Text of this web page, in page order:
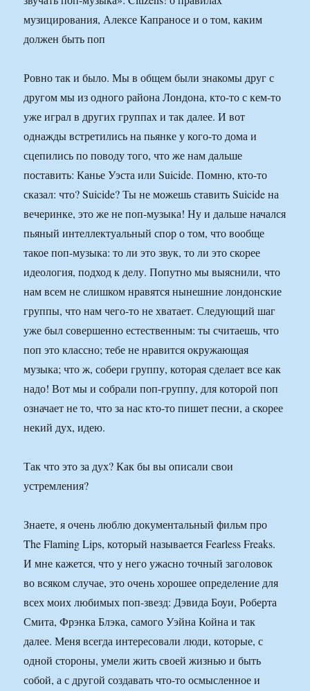
Ровно так и было. Мы в общем были знакомы друг с
другом мы из одного района Лондона, кто-то с кем-то
уже играл в других группах и так далее. И вот
однажды встретились на пьянке у кого-то дома и
сцепились по поводу того, что же нам дальше
поставить: Канье Уэста или Suicide. Помню, кто-то
сказал: что? Suicide? Ты не можешь ставить Suicide на
вечеринке, это же не поп-музыка! Ну и дальше начался
пьяный интеллектуальный спор о том, что вообще
такое поп-музыка: то ли это звук, то ли это скорее
идеология, подход к делу. Попутно мы выяснили, что
нам всем не слишком нравятся нынешние лондонские
группы, что нам чего-то не хватает. Следующий шаг
уже был совершенно естественным: ты считаешь, что
поп это классно; тебе не нравится окружающая
музыка; что ж, собери группу, которая сделает все как
надо! Вот мы и собрали поп-группу, для которой поп
означает не то, что за нас кто-то пишет песни, а скорее
некий дух, идею.
Так что это за дух? Как бы вы описали свои
устремления?
Знаете, я очень люблю документальный фильм про
The Flaming Lips, который называется Fearless Freaks.
И мне кажется, что у него ужасно точный заголовок
во всяком случае, это очень хорошее определение для
всех моих любимых поп-звезд: Дэвида Боуи, Роберта
Смита, Фрэнка Блэка, самого Уэйна Койна и так
далее. Меня всегда интересовали люди, которые, с
одной стороны, умели жить своей жизнью и быть
собой, а с другой создавать что-то осмысленное и